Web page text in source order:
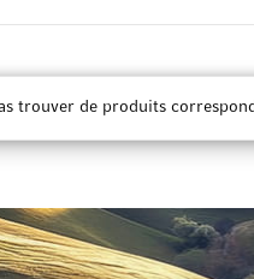
trouver de produits